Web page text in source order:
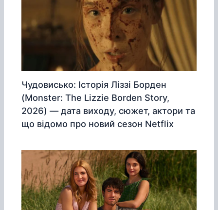
Чудовисько: Історія Ліззі Борден
(Monster: The Lizzie Borden Story,
2026) — дата виходу, сюжет, актори та
що відомо про новий сезон Netflix